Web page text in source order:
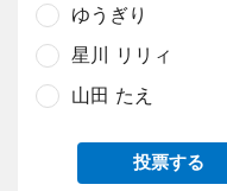
ゆうぎり
星川 リリィ
山田 たえ
投票する